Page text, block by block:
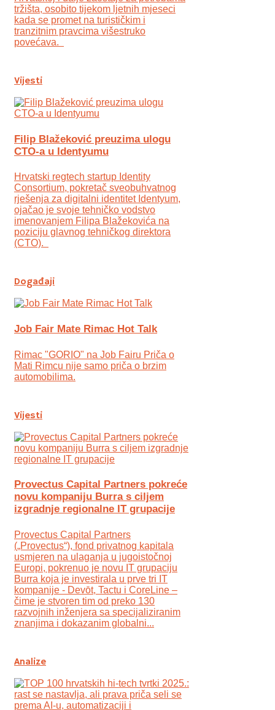
tržišta, osobito tijekom ljetnih mjeseci
kada se promet na turističkim i
tranzitnim pravcima višestruko
povećava.
Vijesti
Filip Blažeković preuzima ulogu
CTO-a u Identyumu
Hrvatski regtech startup Identity
Consortium, pokretač sveobuhvatnog
rješenja za digitalni identitet Identyum,
ojаčao je svoje tehničko vodstvo
imenovanjem Filipa Blažekovića na
poziciju glavnog tehničkog direktora
(CTO).
Događaji
Job Fair Mate Rimac Hot Talk
Rimac "GORIO" na Job Fairu Priča o
Mati Rimcu nije samo priča o brzim
automobilima.
Vijesti
Provectus Capital Partners pokreće
novu kompaniju Burra s ciljem
izgradnje regionalne IT grupacije
Provectus Capital Partners
(„Provectus“), fond privatnog kapitala
usmjeren na ulaganja u jugoistočnoj
Europi, pokrenuo je novu IT grupaciju
Burra koja je investirala u prve tri IT
kompanije - Devōt, Tactu i CoreLine –
čime je stvoren tim od preko 130
razvojnih inženjera sa specijaliziranim
znanjima i dokazanim globalni...
Analize